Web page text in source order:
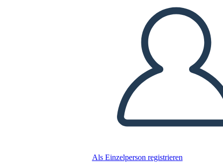
Als Einzelperson registrieren
Kopieren Sie dieses Storyboard
ERSTELLEN SIE EIN STORYBOARD
DIASHOW ABSPIELEN
LIES MIR VOR